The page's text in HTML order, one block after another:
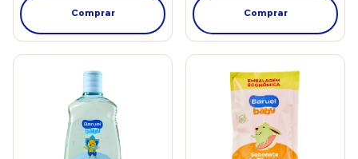
Comprar Comprar